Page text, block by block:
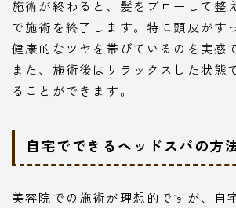
施術が終わると、髪をブローして整
で施術を終了します。特に頭皮がす
健康的なツヤを帯びているのを実感
また、施術後はリラックスした状態
ることができます。
自宅でできるヘッドスパの方
美容院での施術が理想的ですが、自